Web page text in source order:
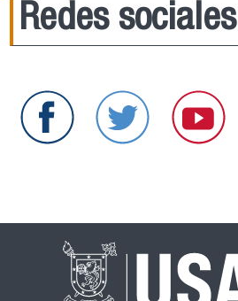
Redes sociales